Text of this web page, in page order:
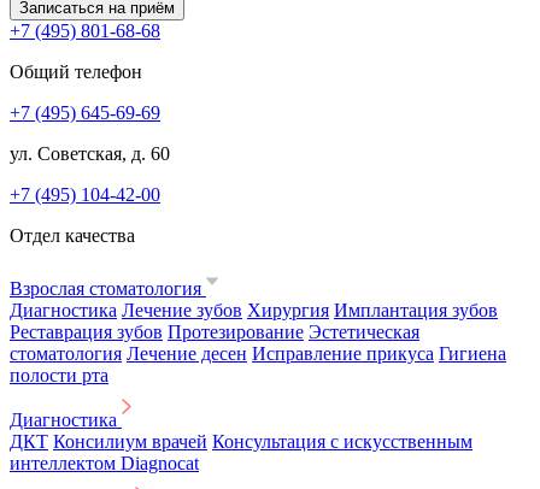
Записаться на приём
+7 (495) 801-68-68
Общий телефон
+7 (495) 645-69-69
ул. Советская, д. 60
+7 (495) 104-42-00
Отдел качества
Взрослая стоматология
Диагностика Лечение зубов Хирургия Имплантация зубов
Реставрация зубов Протезирование Эстетическая
стоматология Лечение десен Исправление прикуса Гигиена
полости рта
Диагностика
ДКТ Консилиум врачей Консультация с искусственным
интеллектом Diagnocat